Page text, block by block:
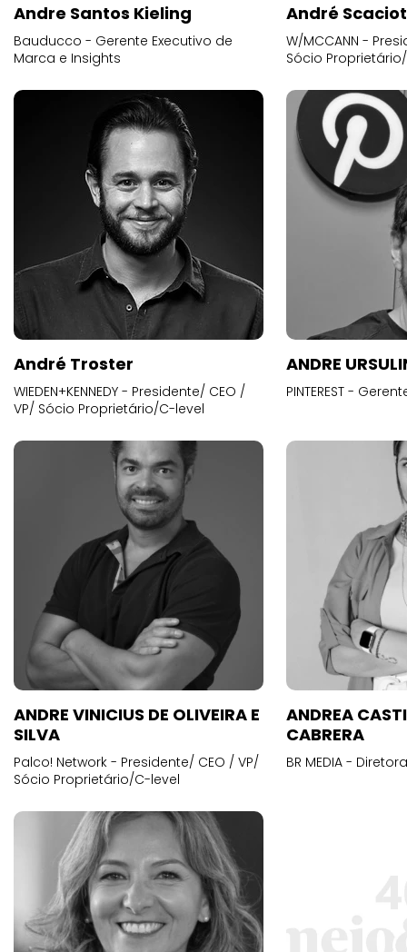
Andre Santos Kieling
Bauducco - Gerente Executivo de
Marca e Insights
André
W/MCCANN -
Sócio
André Troster
WIEDEN+KENNEDY - Presidente/ CEO /
VP/ Sócio Proprietário/C-level
ANDRE
PINTEREST -
ANDRE VINICIUS DE OLIVEIRA E
SILVA
Palco! Network - Presidente/ CEO / VP/
Sócio Proprietário/C-level
ANDREA
CABRERA
BR MEDIA -